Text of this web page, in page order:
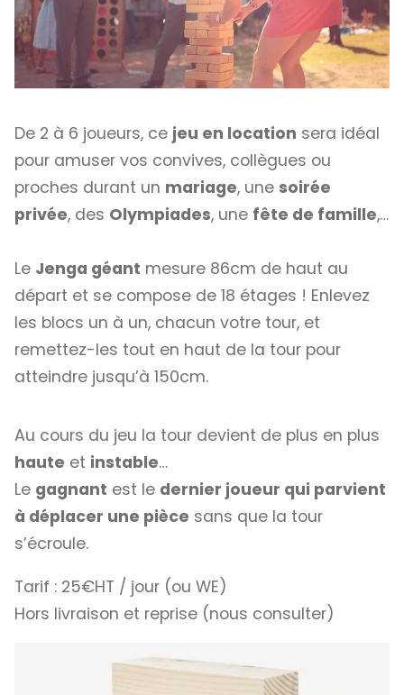
De 2 à 6 joueurs, ce jeu en location sera idéal
pour amuser vos convives, collègues ou
proches durant un mariage, une soirée
privée, des Olympiades, une fête de famille,…
Le Jenga géant mesure 86cm de haut au
départ et se compose de 18 étages ! Enlevez
les blocs un à un, chacun votre tour, et
remettez-les tout en haut de la tour pour
atteindre jusqu’à 150cm.
Au cours du jeu la tour devient de plus en plus
haute et instable…
Le gagnant est le dernier joueur qui parvient
à déplacer une pièce sans que la tour
s’écroule.
Tarif : 25€HT / jour (ou WE)
Hors livraison et reprise (nous consulter)